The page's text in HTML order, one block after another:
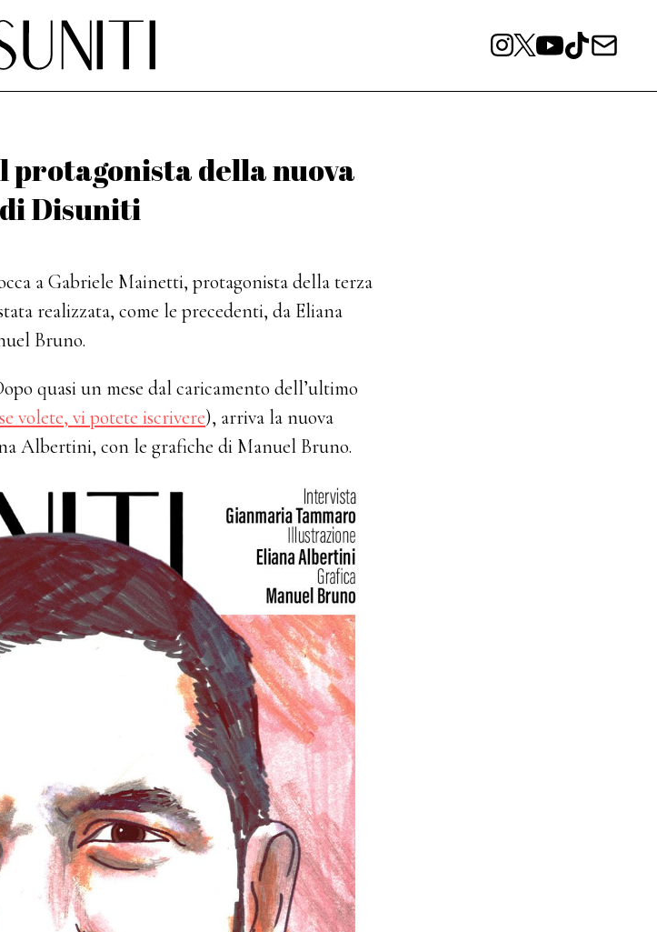
della nuova
Disuniti
a Gabriele Mainetti, protagonista della terza
realizzata, come le precedenti, da Eliana
Bruno.
quasi un mese dal caricamento dell’ultimo
volete, vi potete iscrivere), arriva la nuova
Albertini, con le grafiche di Manuel Bruno.